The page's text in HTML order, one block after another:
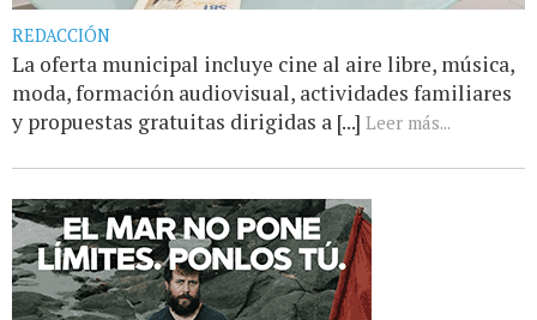
REDACCIÓN
La oferta municipal incluye cine al aire libre, música,
moda, formación audiovisual, actividades familiares
y propuestas gratuitas dirigidas a [...] Leer más...